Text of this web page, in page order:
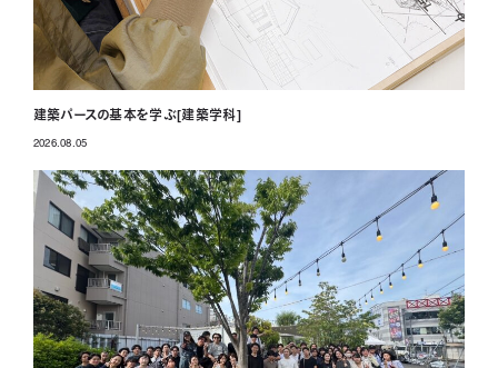
建築パースの基本を学ぶ[建築学科]
2026.08.05